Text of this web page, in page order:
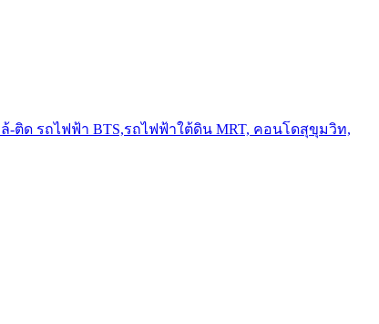
ติด รถไฟฟ้า BTS,รถไฟฟ้าใต้ดิน MRT, คอนโดสุขุมวิท,